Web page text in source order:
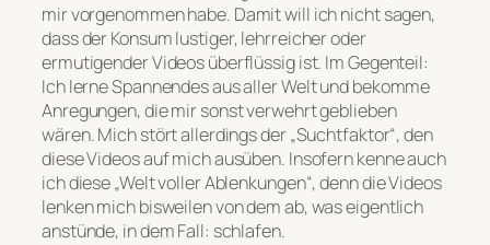
mir vorgenommen habe. Damit will ich nicht sagen,
dass der Konsum lustiger, lehrreicher oder
ermutigender Videos überflüssig ist. Im Gegenteil:
Ich lerne Spannendes aus aller Welt und bekomme
Anregungen, die mir sonst verwehrt geblieben
wären. Mich stört allerdings der „Suchtfaktor“, den
diese Videos auf mich ausüben. Insofern kenne auch
ich diese „Welt voller Ablenkungen“, denn die Videos
lenken mich bisweilen von dem ab, was eigentlich
anstünde, in dem Fall: schlafen.